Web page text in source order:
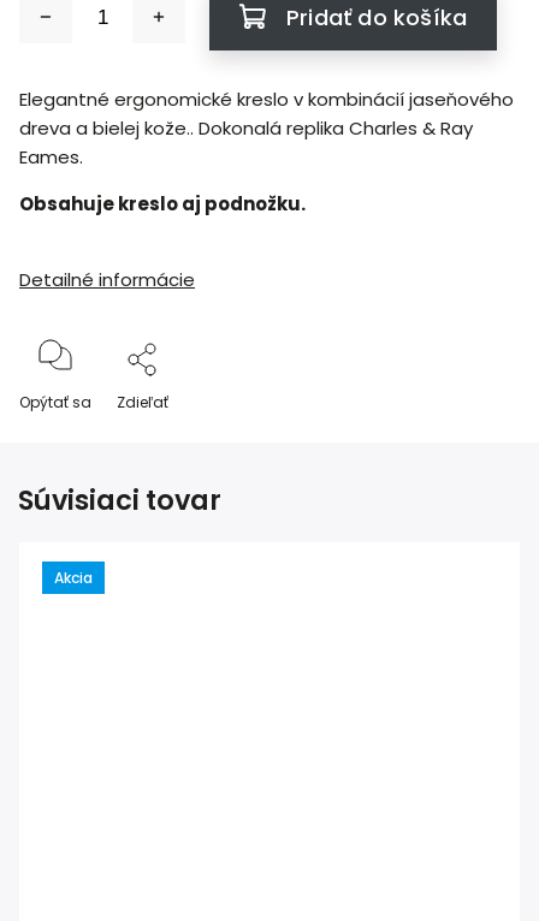
Pridať do košíka
Elegantné ergonomické kreslo v kombinácií jaseňového
dreva a bielej kože.. Dokonalá replika Charles & Ray
Eames.
Obsahuje kreslo aj podnožku.
Detailné informácie
Opýtať sa Zdieľať
Súvisiaci tovar
Akcia